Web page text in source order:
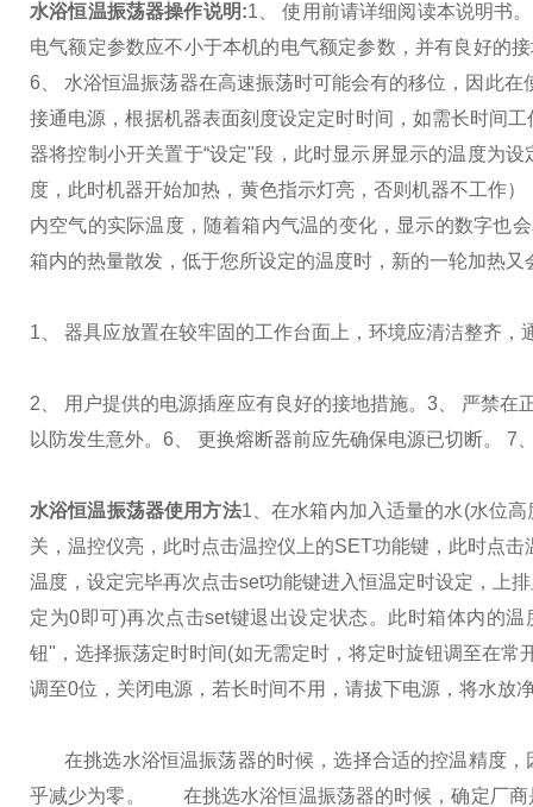
水浴恒温振荡器操作说明:1、 使用前请详细阅读本说明书。
电气额定参数应不小于本机的电气额定参数，并有良好的
6、 水浴恒温振荡器在高速振荡时可能会有的移位，因此在
接通电源，根据机器表面刻度设定定时时间，如需长时间
器将控制小开关置于“设定"段，此时显示屏显示的温度为
度，此时机器开始加热，黄色指示灯亮，否则机器不工作）
内空气的实际温度，随着箱内气温的变化，显示的数字也
箱内的热量散发，低于您所设定的温度时，新的一轮加热又
1、 器具应放置在较牢固的工作台面上，环境应清洁整齐，
2、 用户提供的电源插座应有良好的接地措施。 3、 严禁在
以防发生意外。 6、 更换熔断器前应先确保电源已切断。 7
水浴恒温振荡器使用方法1、在水箱内加入适量的水(水位
关，温控仪亮，此时点击温控仪上的SET功能键，此时点
温度，设定完毕再次点击set功能键进入恒温定时设定，
定为0即可)再次点击set键退出设定状态。此时箱体内的
钮"，选择振荡定时时间(如无需定时，将定时旋钮调至在常
调至0位，关闭电源，若长时间不用，请拔下电源，将水放
在挑选水浴恒温振荡器的时候，选择合适的控温精度，
乎减少为零。
在挑选水浴恒温振荡器的时候，确定厂商